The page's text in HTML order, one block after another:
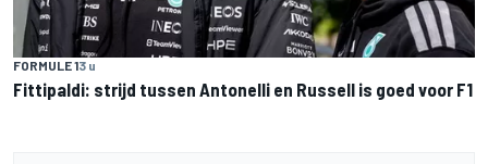
FORMULE 13 u
Fittipaldi: strijd tussen Antonelli en Russell is goed voor F1